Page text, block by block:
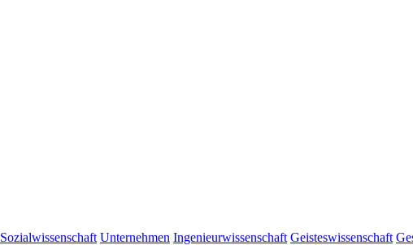
Sozialwissenschaft Unternehmen Ingenieurwissenschaft Geisteswissenschaft